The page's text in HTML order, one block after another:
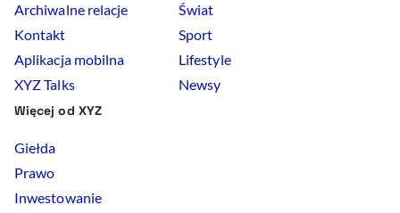
Archiwalne relacje
Kontakt
Aplikacja mobilna
XYZ Talks
Świat
Sport
Lifestyle
Newsy
Więcej od XYZ
Giełda
Prawo
Inwestowanie